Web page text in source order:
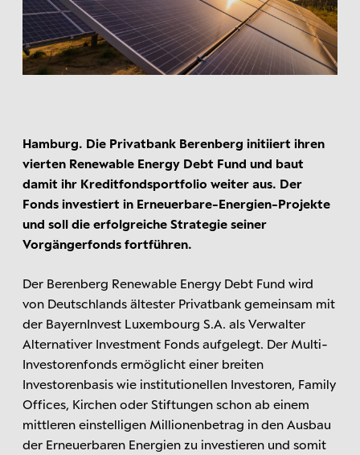
Hamburg. Die Privatbank Berenberg initiiert ihren
vierten Renewable Energy Debt Fund und baut
damit ihr Kreditfondsportfolio weiter aus. Der
Fonds investiert in Erneuerbare-Energien-Projekte
und soll die erfolgreiche Strategie seiner
Vorgängerfonds fortführen.
Der Berenberg Renewable Energy Debt Fund wird
von Deutschlands ältester Privatbank gemeinsam mit
der BayernInvest Luxembourg S.A. als Verwalter
Alternativer Investment Fonds aufgelegt. Der Multi-
Investorenfonds ermöglicht einer breiten
Investorenbasis wie institutionellen Investoren, Family
Offices, Kirchen oder Stiftungen schon ab einem
mittleren einstelligen Millionenbetrag in den Ausbau
der Erneuerbaren Energien zu investieren und somit